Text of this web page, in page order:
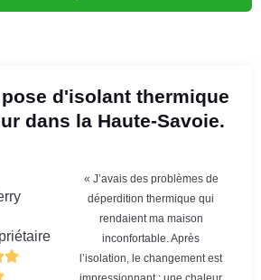
d'isolant thermique
dans la Haute-Savoie.
« J’avais des problèmes de
déperdition thermique qui
rendaient ma maison
inconfortable. Après
l’isolation, le changement est